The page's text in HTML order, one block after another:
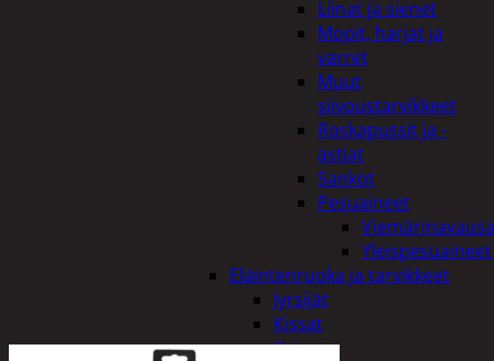
Liinat ja sienet
Mopit, harjat ja
varret
Muut
siivoustarvikkeet
Roskapussit ja -
astiat
Sankot
Pesuaineet
Yleispesuaineet
Eläintenruoka ja tarvikkeet
Jyrsijät
Kissat
Koirat